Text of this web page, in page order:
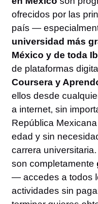
ofrecidos por las
país —
universidad más
México y de toda
de plataformas
Coursera y
ellos desde
a internet, sin
República
edad y sin
carrera
son completamente
— accedes a todos
actividades sin